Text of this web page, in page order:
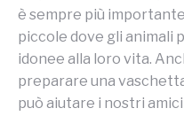
è sempre più
piccole dove gli animali
idonee alla loro vita.
preparare una
può aiutare i nostri